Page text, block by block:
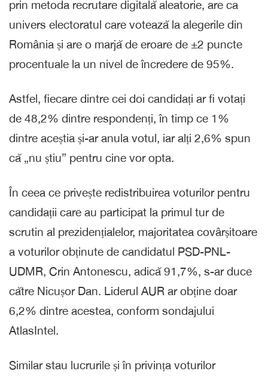
prin metoda recrutare digitală aleatorie, are ca
univers electoratul care votează la alegerile din
România și are o marjă de eroare de ±2 puncte
procentuale la un nivel de încredere de 95%.
Astfel, fiecare dintre cei doi candidați ar fi votați
de 48,2% dintre respondenți, în timp ce 1%
dintre aceștia și-ar anula votul, iar alți 2,6% spun
că „nu știu” pentru cine vor opta.
În ceea ce privește redistribuirea voturilor pentru
candidații care au participat la primul tur de
scrutin al prezidențialelor, majoritatea covârșitoare
a voturilor obținute de candidatul PSD-PNL-
UDMR, Crin Antonescu, adică 91,7%, s-ar duce
către Nicușor Dan. Liderul AUR ar obține doar
6,2% dintre acestea, conform sondajului
AtlasIntel.
Similar stau lucrurile și în privința voturilor